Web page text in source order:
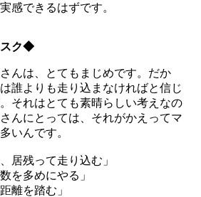
感できるはずです。
スク◆
んは、とてもまじめです。だか
誰よりも走り込まなければと信じ
それはとても素晴らしい考えなの
んにとっては、それがかえってマ
いんです。
居残って走り込む」
を多めにやる」
離を踏む」